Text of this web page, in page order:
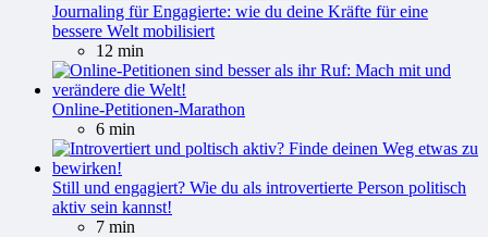
Journaling für Engagierte: wie du deine Kräfte für eine
bessere Welt mobilisiert
12 min
Online-Petitionen-Marathon
6 min
Still und engagiert? Wie du als introvertierte Person politisch
aktiv sein kannst!
7 min